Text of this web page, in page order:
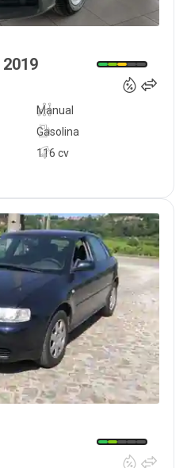
2019
Manual
116 cv
Gasolina